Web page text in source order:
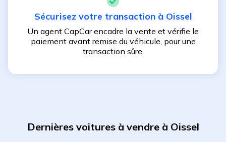
Sécurisez votre transaction à Oissel
Un agent CapCar encadre la vente et vérifie le
paiement avant remise du véhicule, pour une
transaction sûre.
Dernières voitures à vendre à Oissel